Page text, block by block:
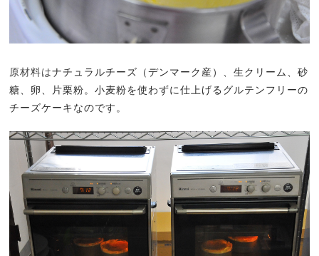
原材料はナチュラルチーズ（デンマーク産）、生クリーム、砂
糖、卵、片栗粉。小麦粉を使わずに仕上げるグルテンフリーの
チーズケーキなのです。